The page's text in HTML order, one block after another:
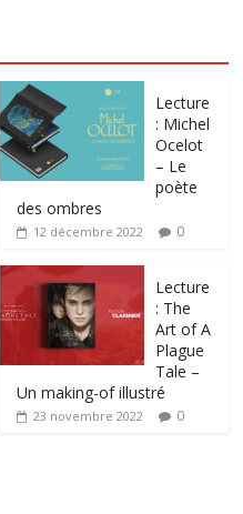
Lecture
: Michel
Ocelot
– Le
poète
des ombres
12 décembre 2022 0
Lecture
: The
Art of A
Plague
Tale –
Un making-of illustré
23 novembre 2022 0